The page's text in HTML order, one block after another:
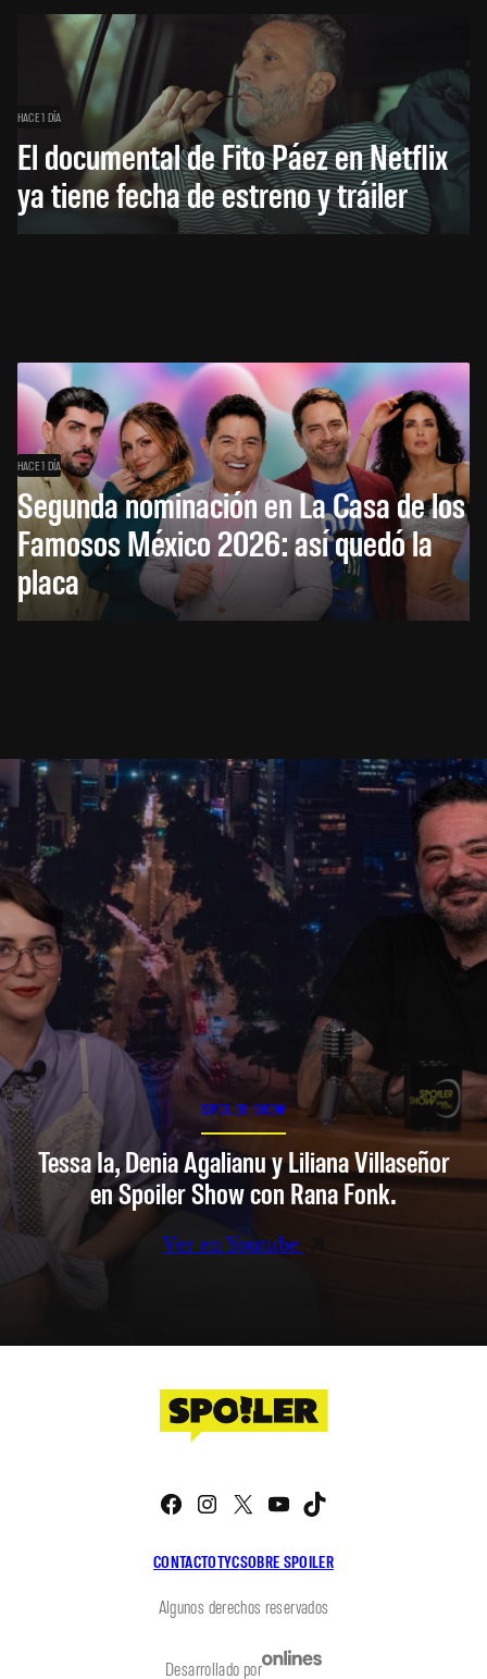
HACE 1 DÍA
El documental de Fito Páez en Netflix
ya tiene fecha de estreno y tráiler
HACE 1 DÍA
Segunda nominación en La Casa de los
Famosos México 2026: así quedó la
placa
SPOILER SHOW
Tessa Ia, Denia Agalianu y Liliana Villaseñor
en Spoiler Show con Rana Fonk.
Ver en Youtube
CONTACTOTYCSOBRE SPOILER
Facebook
Instagram
X YouTube
Algunos derechos reservados
Desarrollado por